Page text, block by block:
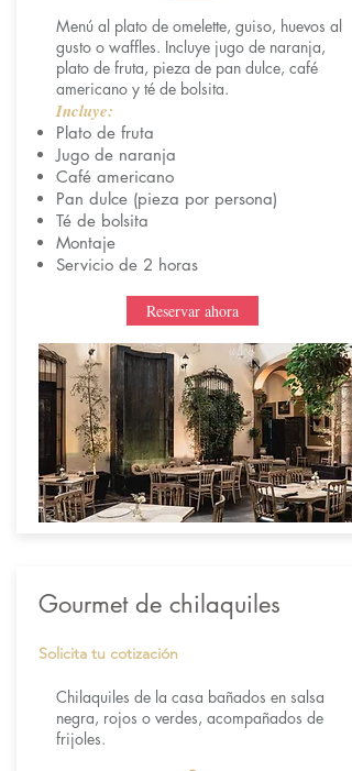
Menú al plato de omelette, guiso, huevos al
gusto o waffles. Incluye jugo de naranja,
plato de fruta, pieza de pan dulce, café
americano y té de bolsita.
Incluye:
Plato de fruta
Jugo de naranja
Café americano
Pan dulce (pieza por persona)
Té de bolsita
Montaje
Servicio de 2 horas
Reservar ahora
Solicita tu cotización
Gourmet de chilaquiles
Chilaquiles de la casa bañados en salsa
negra, rojos o verdes, acompañados de
frijoles.